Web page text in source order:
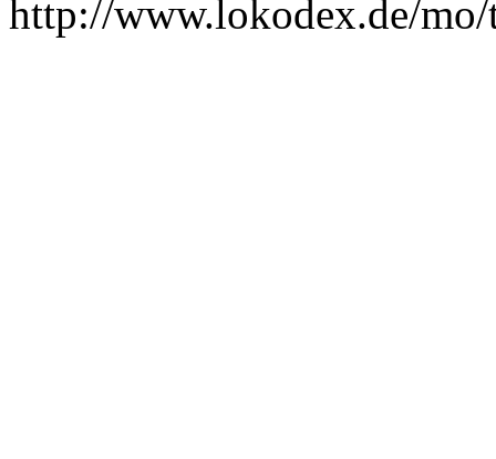
http://www.lokodex.de/